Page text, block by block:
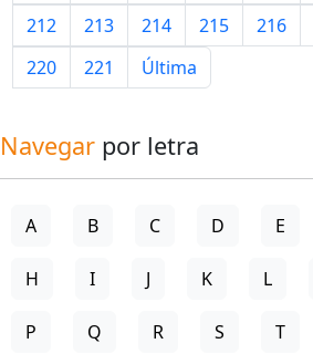
212
213 214 215 216
220
221 Última
Navegar por letra
A B C D E
H I J K L
P Q R S T